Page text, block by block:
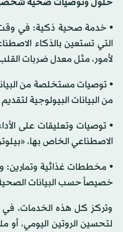
التي تستعين بالذكاء
لأمور، مثل معدل ضربات
من البيانات البيولوجية
• توصيات وتعليقات على
الاصطناعي الخاص بها،
• مخططات غذائية وتمارين:
خصيصاً حسب البيانات الصحية
وتركز كل هذه الخدمات،
لتحسين الروتين اليومي،